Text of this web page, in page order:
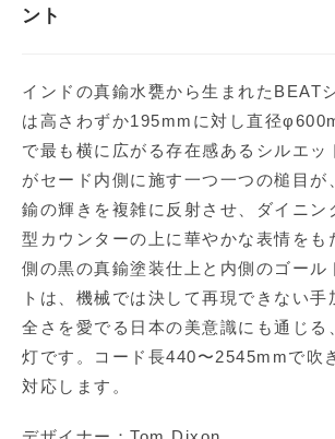
ント
インドの真鍮水甕から生まれたBEAT
は高さわずか195mmに対し直径
で最も横に広がる存在感あるシルエッ
がセード内側に施す一つ一つの槌目が
鍮の輝きを複雑に反射させ、ダイニン
型カウンターの上に華やかな表情をも
側の黒の真鍮塗装仕上と内側のゴール
トは、機械では決して再現できない手
全さを愛でる日本の美意識にも通じる
灯です。コード長440〜2545mmで吹
対応します。